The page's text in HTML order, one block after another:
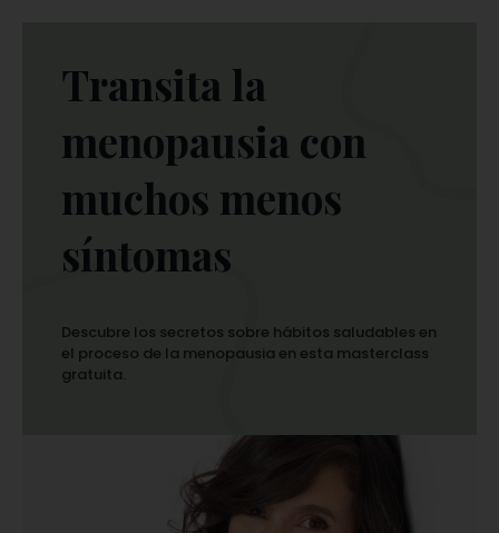
Transita la
menopausia con
muchos menos
síntomas
Descubre los secretos sobre hábitos saludables en
el proceso de la menopausia en esta masterclass
gratuita.